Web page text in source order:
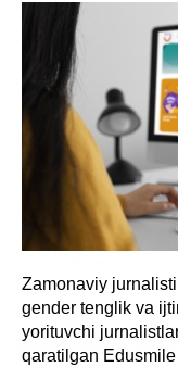
Zamonaviy
gender tenglik va
yorituvchi
qaratilgan